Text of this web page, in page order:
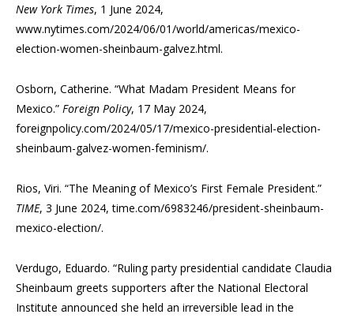
New York Times, 1 June 2024,
www.nytimes.com/2024/06/01/world/americas/mexico-
election-women-sheinbaum-galvez.html.
Osborn, Catherine. “What Madam President Means for
Mexico.” Foreign Policy, 17 May 2024,
foreignpolicy.com/2024/05/17/mexico-presidential-election-
sheinbaum-galvez-women-feminism/.
Rios, Viri. “The Meaning of Mexico’s First Female President.”
TIME, 3 June 2024, time.com/6983246/president-sheinbaum-
mexico-election/.
Verdugo, Eduardo. “Ruling party presidential candidate Claudia
Sheinbaum greets supporters after the National Electoral
Institute announced she held an irreversible lead in the